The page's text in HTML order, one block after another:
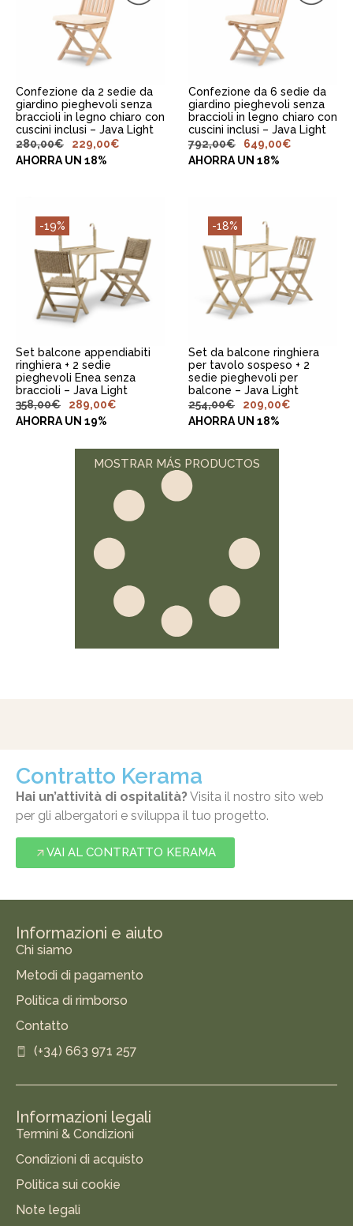
AGGIUNGI AL
CARRELLO
Confezione da 2 sedie da
giardino pieghevoli senza
braccioli in legno chiaro con
cuscini inclusi – Java Light
280,00€ 229,00€
AHORRA UN 18%
AGGIUNGI AL
CARRELLO
Confezione da 6 sedie da
giardino pieghevoli senza
braccioli in legno chiaro con
cuscini inclusi – Java Light
792,00€ 649,00€
AHORRA UN 18%
-19%
AGGIUNGI AL
CARRELLO
Set balcone appendiabiti
ringhiera + 2 sedie
pieghevoli Enea senza
braccioli – Java Light
358,00€ 289,00€
AHORRA UN 19%
-18%
AGGIUNGI AL
CARRELLO
Set da balcone ringhiera
per tavolo sospeso + 2
sedie pieghevoli per
balcone – Java Light
254,00€ 209,00€
AHORRA UN 18%
MOSTRAR MÁS PRODUCTOS
Contratto Kerama
Hai un’attività di ospitalità? Visita il nostro sito web
per gli albergatori e sviluppa il tuo progetto.
VAI AL CONTRATTO KERAMA
Informazioni e aiuto
Chi siamo
Metodi di pagamento
Politica di rimborso
Contatto
(+34) 663 971 257
Informazioni legali
Termini & Condizioni
Condizioni di acquisto
Politica sui cookie
Note legali